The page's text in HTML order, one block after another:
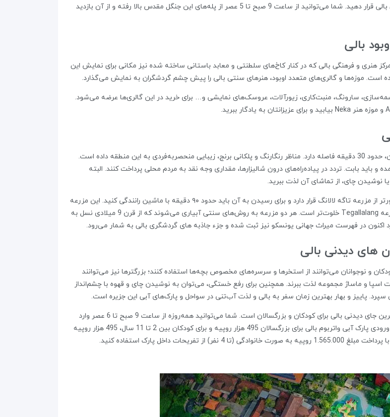
میمون (Sacred Monkey Forest Sanctuary) را در لیست جاهای دیدنی بالی قرار دهید. شما می‌توانید از ساعت 9 صبح تا 5 عصر از پله‌های این جنگل مقدس بالا رفته و از آن بازدید
بالی
هنری و فرهنگی بالی که در کنار کاخ‌های سلطنتی و معابد باستانی ساخته شده نیز مکانی برای نمایش این
است. موزه‌ها و گالری‌های متعدد اوبود، هنرهای سنتی بالی را پیش چشم گردشگران به نمایش می‌گذارد.
سارونگ، منبت‌کاری، زیورآلات، عروسک‌های نمایشی و… برای خرید در این گالری‌ها عرضه می‌شود.
مزرعه‌ Tegallalang در 10 کیلومتری شمال اوبود قرار گرفته که با ماشین، حدود 30 دقیقه فاصله دارد. مناظر رنگارنگ و پلکانی برنج، زیبایی منحصربه‌فردی به این منطقه داده است.
بابت. تردد در پیاده‌‌راه‌های درون شالیزارها، مقداری وجه نقد به مردم محلی پرداخت کنند. البته
نوشیدن چای، از تماشای آن لذت ببرید.
مزرعه‌ Jatiluwih یکی دیگر از جاهای دیدنی بالی است که در فاصله‌ای دورتر از مزرعه تاگه لالانگ قرار دارد و برای رسیدن به آن باید حدود ۹۰ دقیقه با ماشین رانندگی کنید. این مزرعه
بیش از ۶۰۰ هکتار از دامنه‌های کوهستان باتوکارو را در بر گرفته و از مزرعه Tegallalang خلوت‌تر است. هر دو مزرعه به روش‌های سنتی آبیاری می‌شوند که از قرن 9 میلادی نسل به
در فهرست میراث جهانی یونسکو نیز ثبت شده و جزء جاذبه های گردشگری بالی به شمار می‌رود.
های دیدنی بالی
و نوجوانان می‌توانند از استخرها و سرسره‌های مخصوص بچه‌ها استفاده کنند؛ بزرگترها نیز می‌توانند
اسپا و ماساژ مجموعه لذت ببرند. همچنین برای رفع خستگی، می‌توان به نوشیدن چای و قهوه با چشم‌انداز
پاییز و بهار بهترین زمان سفر به بالی و لذت آب‌تنی در سواحل و پارک‌های آبی این جزیره است.
پارک آبی Waterbom در سواحل جنوبی جزیره بالی قرار گرفته و مناسب‌ترین جای دیدنی بالی برای کودکان و بزرگسالان است. شما می‌توانید همه‌روزه از ساعت 9 صبح تا 6 عصر وارد
این مجموعه آبی شده و از سرسره‌ها و استخرهای آن لذت ببرید. قیمت ورودی پارک آبی واتربوم بالی برای بزرگسالان 495 هزار روپیه و برای کودکان بین 2 تا 11 سال، 495 هزار روپیه
داخل پارک استفاده کنید.